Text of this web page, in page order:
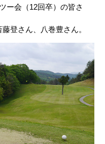
ー会（12回卒）の皆さ
登さん、八巻豊さん。